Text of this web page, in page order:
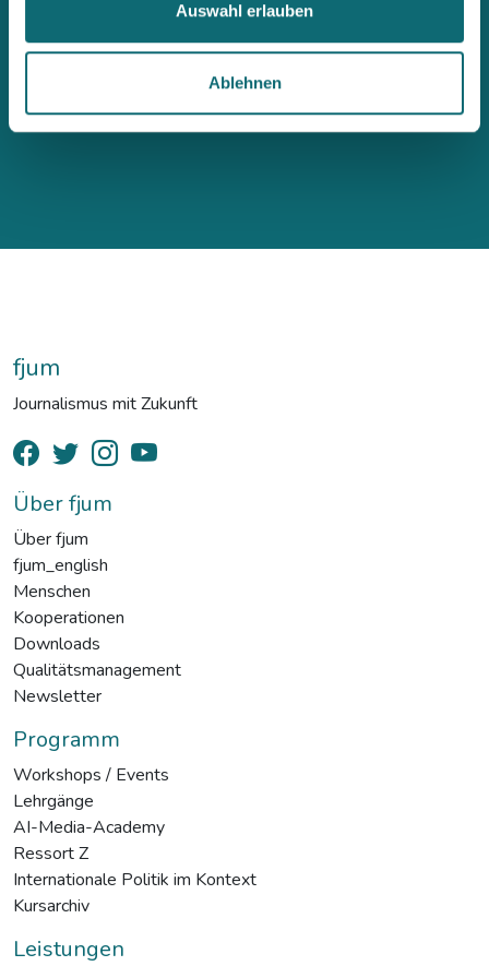
Auswahl erlauben
Ablehnen
fjum
Journalismus mit Zukunft
Über fjum
Über fjum
fjum_english
Menschen
Kooperationen
Downloads
Qualitätsmanagement
Newsletter
Programm
Workshops / Events
Lehrgänge
AI-Media-Academy
Ressort Z
Internationale Politik im Kontext
Kursarchiv
Leistungen